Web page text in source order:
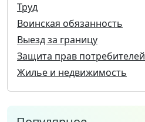
Труд
Воинская обязанность
Выезд за границу
Защита прав потребителей
Жилье и недвижимость